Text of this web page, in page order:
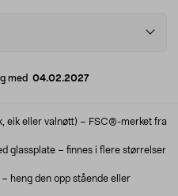
med 04.02.2027
eik eller valnøtt) – FSC®-merket fra
glassplate – finnes i flere størrelser
heng den opp stående eller